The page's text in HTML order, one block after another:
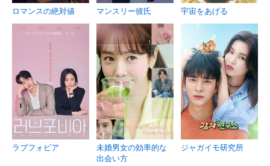
ロマンスの絶対値 マンスリー彼氏 宇宙をあげる
ラブフォビア
未婚男女の効率的な
出会い方
ジャガイモ研究所